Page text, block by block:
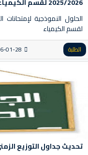
لقسم الكيمياء
الطلبة 01-28
تحديث جداول التوزيع